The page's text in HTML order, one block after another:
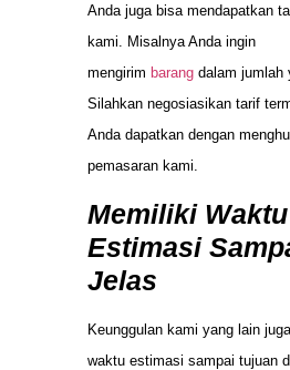
Anda juga bisa mendapatkan
kami. Misalnya Anda ingin
mengirim barang dalam jumlah
Silahkan negosiasikan tarif
Anda dapatkan dengan
pemasaran kami.
Memiliki Waktu
Estimasi
Jelas
Keunggulan kami yang lain
waktu estimasi sampai tujuan